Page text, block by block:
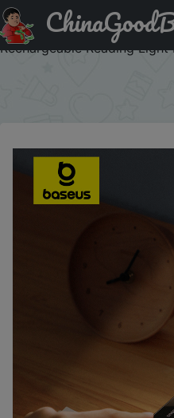
Промокод на скидку
Lamp Stepless Dimmable
Rechargeable Reading